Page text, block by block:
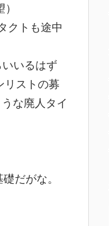
クトも途中
いるはず
リストの募
な廃人タイ
だがな。